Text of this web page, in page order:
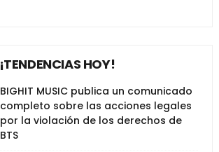
¡TENDENCIAS HOY!
BIGHIT MUSIC publica un comunicado
completo sobre las acciones legales
por la violación de los derechos de
BTS